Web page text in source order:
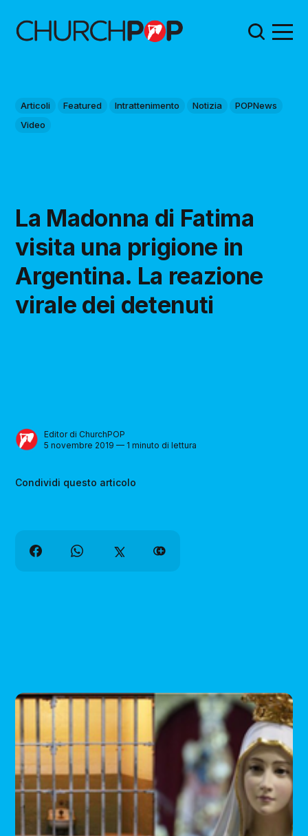
Articoli Featured Intrattenimento Notizia
POPNews
Video
La Madonna di Fatima
visita una prigione in
Argentina. La reazione
virale dei detenuti
Editor di ChurchPOP
5 novembre 2019 — 1 minuto di lettura
Condividi questo articolo